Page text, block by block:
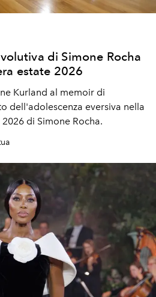
di Simone Rocha
estate 2026
Kurland al memoir di
dell'adolescenza eversiva nella
di Simone Rocha.